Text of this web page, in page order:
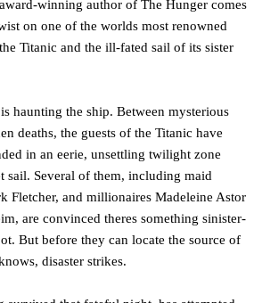
winning author of The Hunger comes
on one of the worlds most renowned
Titanic and the ill-fated sail of its sister
haunting the ship. Between mysterious
deaths, the guests of the Titanic have
in an eerie, unsettling twilight zone
sail. Several of them, including maid
Fletcher, and millionaires Madeleine Astor
are convinced theres something sinister-
But before they can locate the source of
disaster strikes.